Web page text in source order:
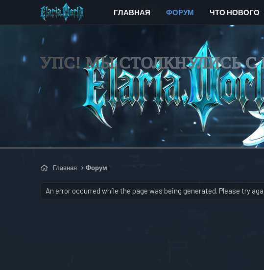
ГЛАВНАЯ ФОРУМ ЧТО НОВОГО
УПС! МЫ СТОЛКНУЛИСЬ
Главная Форум
An error occurred while the page was being generated. Please try